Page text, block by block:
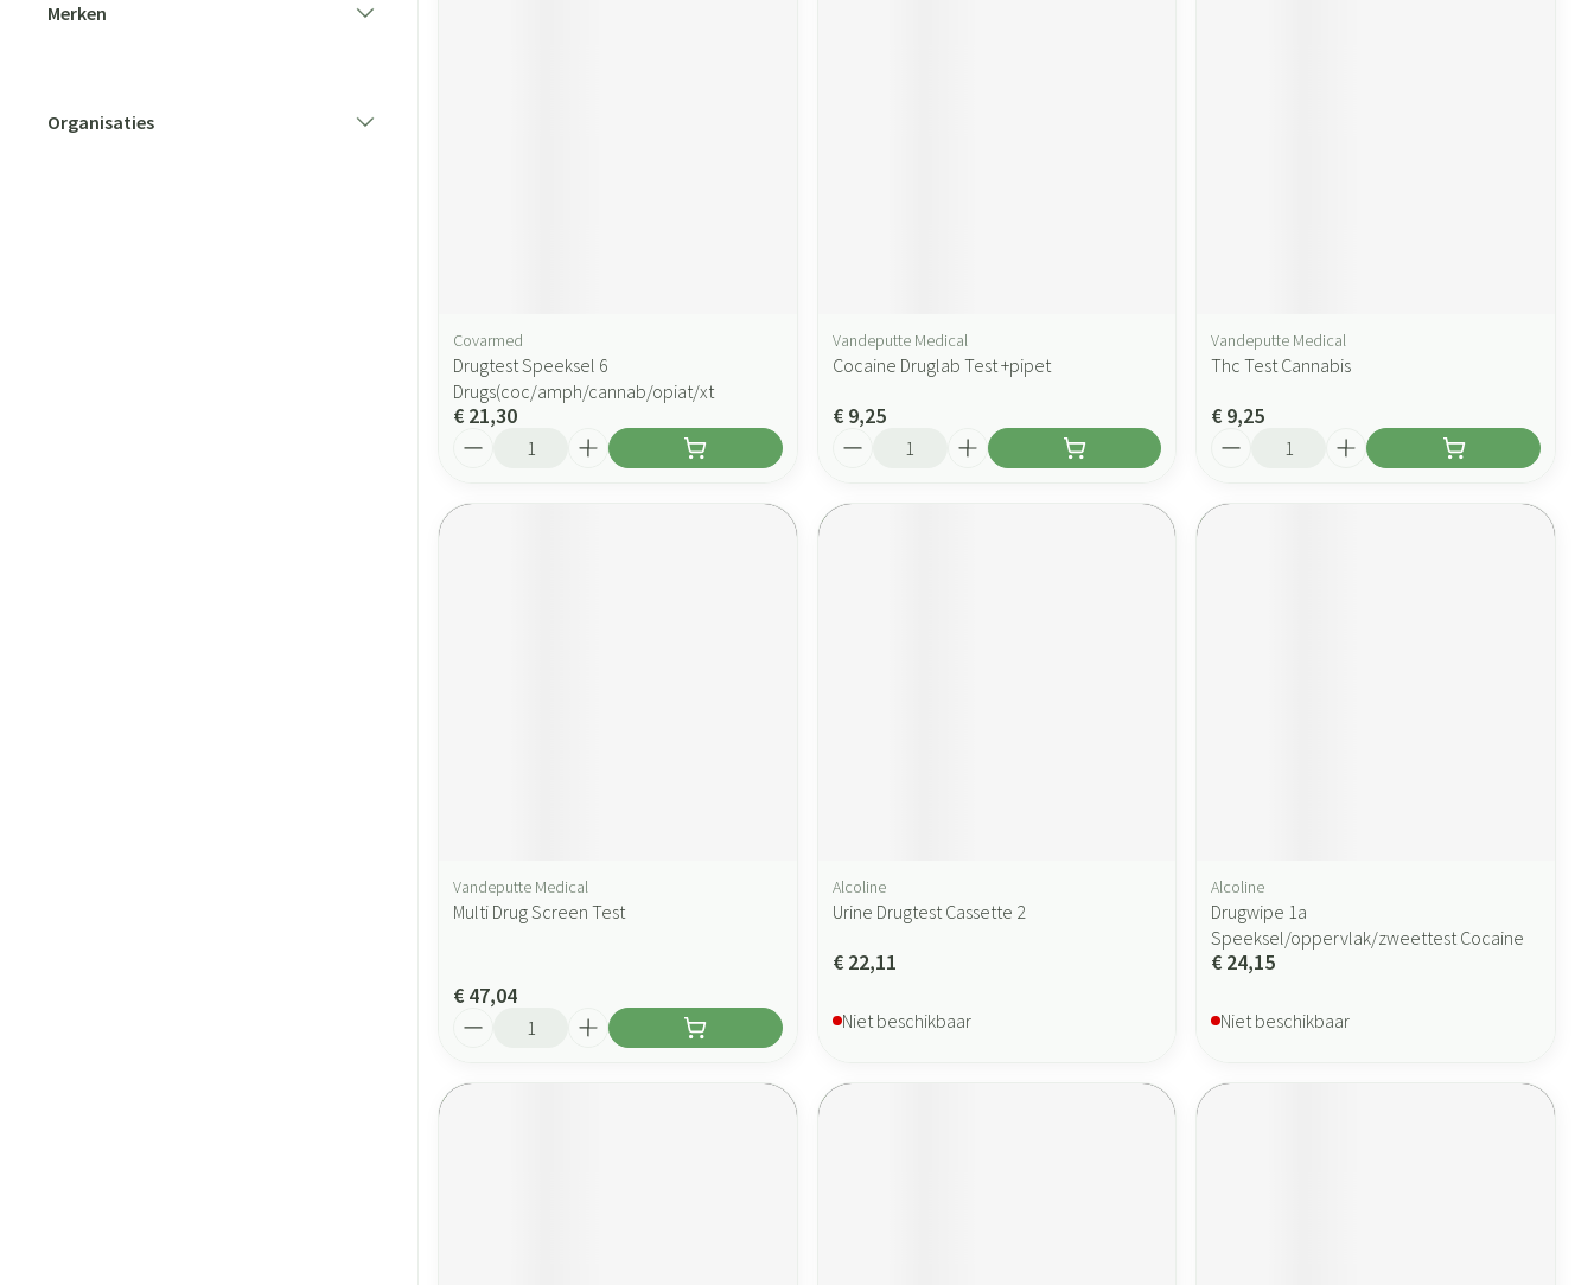
Merken
Organisaties
Covarmed
Drugtest Speeksel 6
Drugs(coc/amph/cannab/opiat/xt
€ 21,30
Vandeputte Medical
Cocaine Druglab Test +pipet
€ 9,25
Vandeputte Medical
Thc Test Cannabis
€ 9,25
Vandeputte Medical
Multi Drug Screen Test
€ 47,04
Alcoline
Urine Drugtest Cassette 2
€ 22,11
Niet beschikbaar
Alcoline
Drugwipe 1a
Speeksel/oppervlak/zweettest Cocaine
€ 24,15
Niet beschikbaar